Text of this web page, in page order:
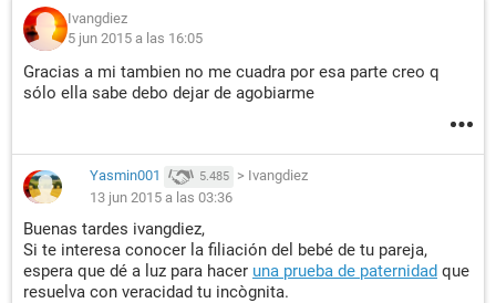
Ivangdiez
5 jun 2015 a las 16:05
Gracias a mi tambien no me cuadra por esa parte creo q
sólo ella sabe debo dejar de agobiarme
Yasmin001 5.485 > Ivangdiez
13 jun 2015 a las 03:36
Buenas tardes ivangdiez,
Si te interesa conocer la filiación del bebé de tu pareja,
espera que dé a luz para hacer una prueba de paternidad que
resuelva con veracidad tu incògnita.